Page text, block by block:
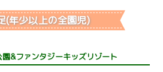
(年少以上の全園児)
&ファンタジーキッズリゾート